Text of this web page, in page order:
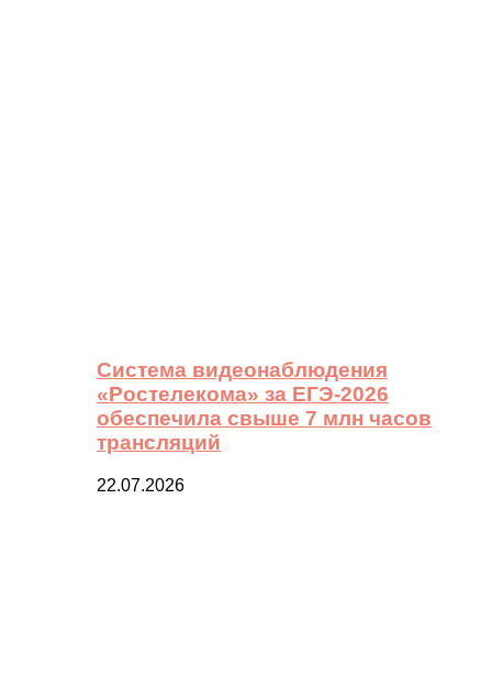
Система видеонаблюдения
«Ростелекома» за ЕГЭ-2026
обеспечила свыше 7 млн часов
трансляций
22.07.2026